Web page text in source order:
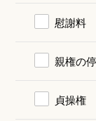
慰謝料
親権の
貞操権